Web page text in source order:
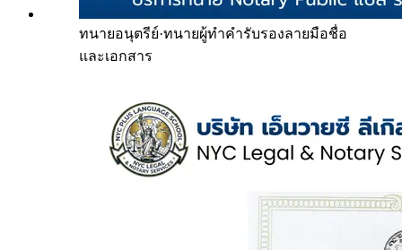
ทนายอนุตรีย์·ทนายผู้ทำคำรับรองลายมือชื่อ
และเอกสาร